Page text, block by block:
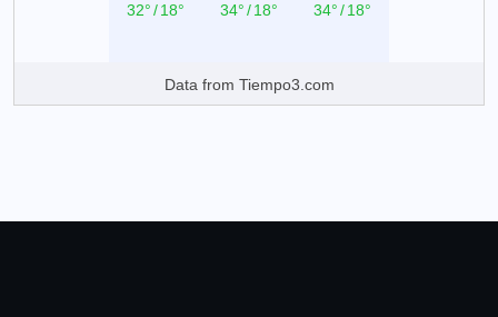
32°/18° 34°/18° 34°/18°
Data from Tiempo3.com